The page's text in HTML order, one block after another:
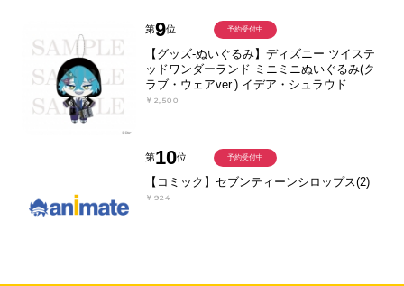
第9位
【グッズ-ぬいぐるみ】ディズニー ツイステ
ッドワンダーランド ミニミニぬいぐるみ(ク
ラブ・ウェアver.) イデア・シュラウド
￥2,500
予約受付中
第10位
【コミック】セブンティーンシロップス(2)
￥924
予約受付中